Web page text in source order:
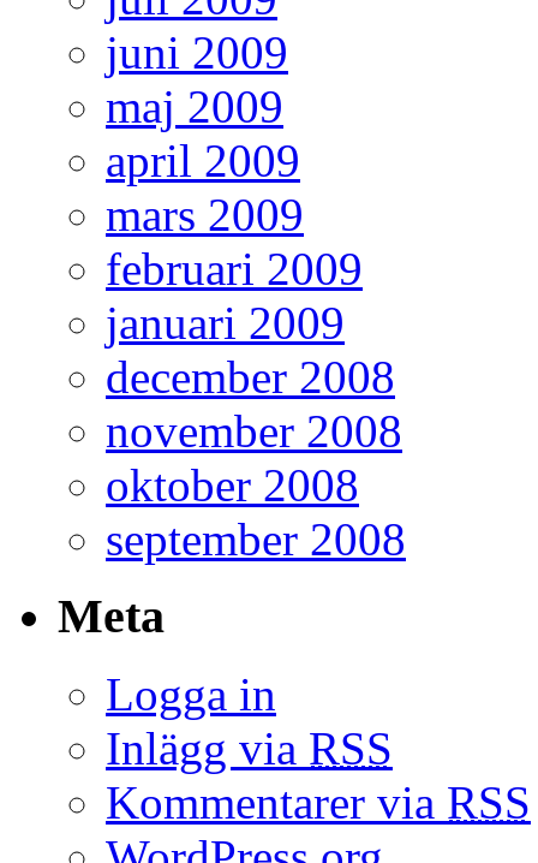
juni 2009
maj 2009
april 2009
mars 2009
februari 2009
januari 2009
december 2008
november 2008
oktober 2008
september 2008
Meta
Logga in
Inlägg via RSS
Kommentarer via RSS